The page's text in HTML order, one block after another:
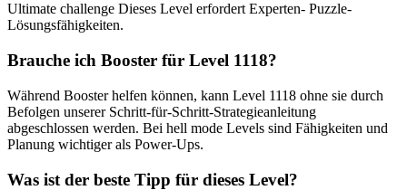
Ultimate challenge Dieses Level erfordert Experten- Puzzle-
Lösungsfähigkeiten.
Brauche ich Booster für Level 1118?
Während Booster helfen können, kann Level 1118 ohne sie durch
Befolgen unserer Schritt-für-Schritt-Strategieanleitung
abgeschlossen werden. Bei hell mode Levels sind Fähigkeiten und
Planung wichtiger als Power-Ups.
Was ist der beste Tipp für dieses Level?